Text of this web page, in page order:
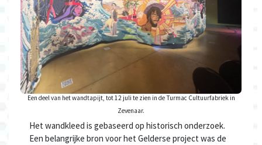
Een deel van het wandtapijt, tot 12 juli te zien in de Turmac Cultuurfabriek in
Zevenaar.
Het wandkleed is gebaseerd op historisch onderzoek.
Een belangrijke bron voor het Gelderse project was de